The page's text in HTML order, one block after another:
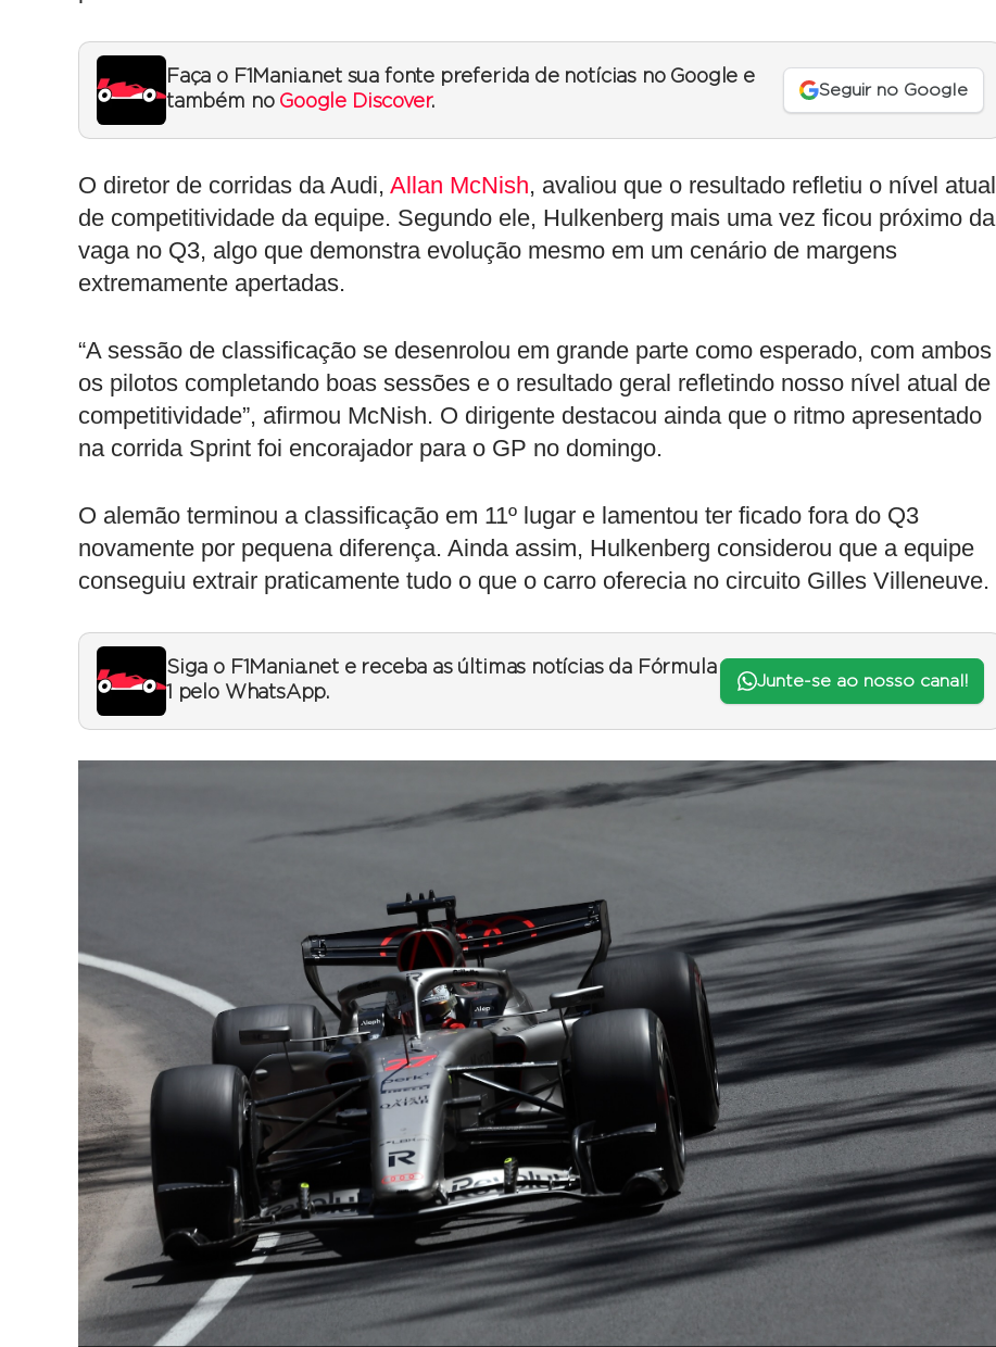
Faça o F1Mania.net sua fonte preferida de notícias no Google e
também no Google Discover.
Seguir no Google
O diretor de corridas da Audi, Allan McNish, avaliou que o resultado refletiu o nível atual
de competitividade da equipe. Segundo ele, Hulkenberg mais uma vez ficou próximo da
vaga no Q3, algo que demonstra evolução mesmo em um cenário de margens
extremamente apertadas.
“A sessão de classificação se desenrolou em grande parte como esperado, com ambos
os pilotos completando boas sessões e o resultado geral refletindo nosso nível atual de
competitividade”, afirmou McNish. O dirigente destacou ainda que o ritmo apresentado
na corrida Sprint foi encorajador para o GP no domingo.
O alemão terminou a classificação em 11º lugar e lamentou ter ficado fora do Q3
novamente por pequena diferença. Ainda assim, Hulkenberg considerou que a equipe
conseguiu extrair praticamente tudo o que o carro oferecia no circuito Gilles Villeneuve.
Siga o F1Mania.net e receba as últimas notícias da Fórmula
1 pelo WhatsApp.
Junte-se ao nosso canal!